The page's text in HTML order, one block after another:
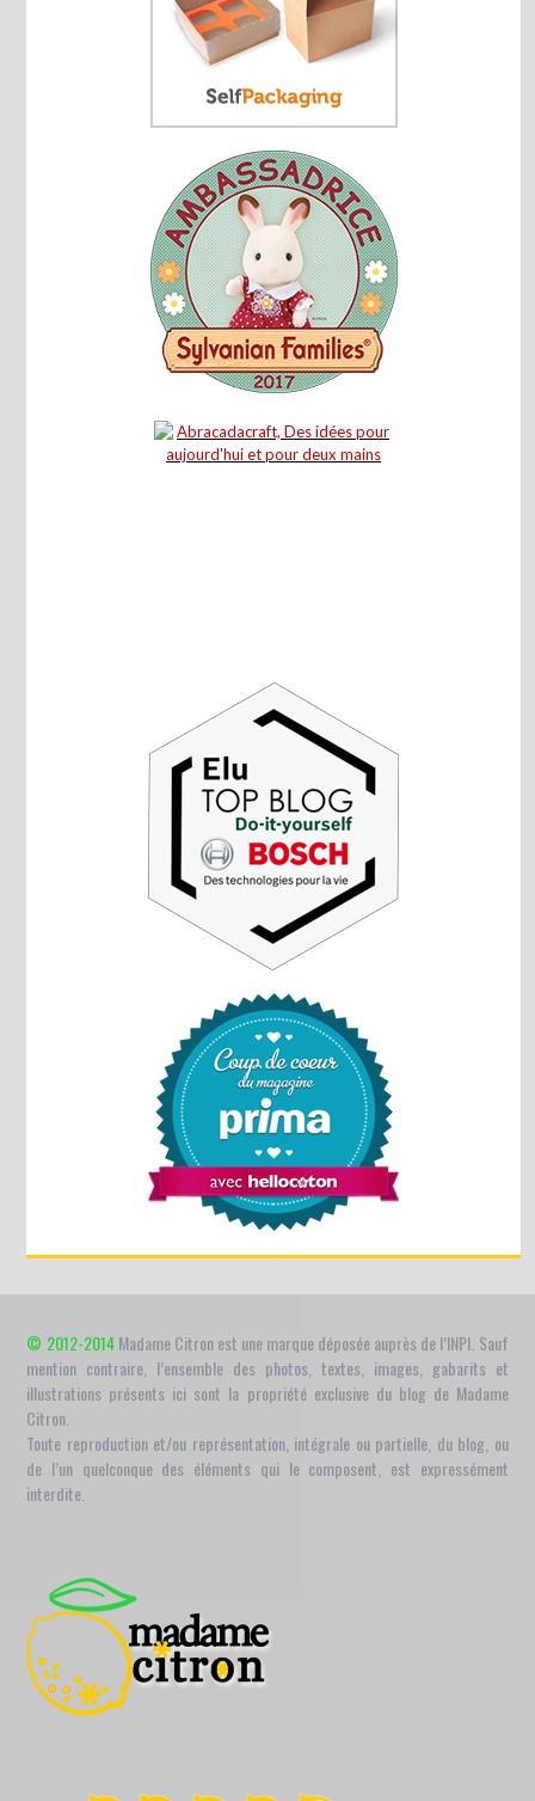
© 2012-2014Madame Citron est une marque déposée auprès de l’INPI. Sauf
mention contraire, l’ensemble des photos, textes, images, gabarits et
illustrations présents ici sont la propriété exclusive du blog de Madame
Citron.
Toute reproduction et/ou représentation, intégrale ou partielle, du blog, ou
de l’un quelconque des éléments qui le composent, est expressément
interdite.